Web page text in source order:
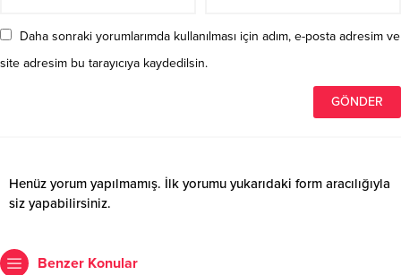
Daha sonraki yorumlarımda kullanılması için adım, e-posta adresim ve
site adresim bu tarayıcıya kaydedilsin.
Henüz yorum yapılmamış. İlk yorumu yukarıdaki form aracılığıyla
siz yapabilirsiniz.
Benzer Konular